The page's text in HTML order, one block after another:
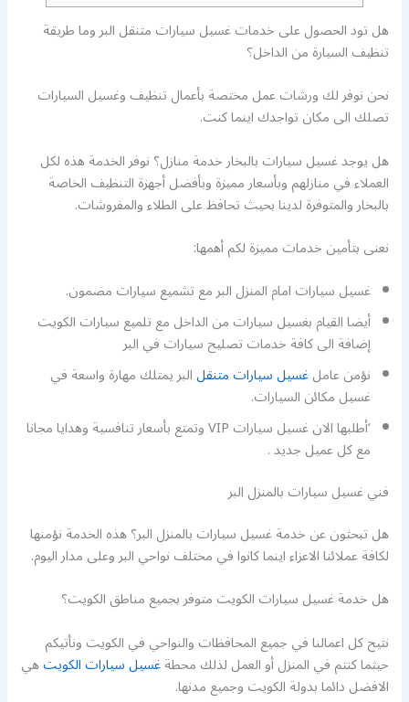
هل تود الحصول على خدمات غسيل سيارات متنقل البر وما طريقة
تنظيف السيارة من الداخل؟
نحن نوفر لك ورشات عمل مختصة بأعمال تنظيف وغسيل السيارات
تصلك الى مكان تواجدك اينما كنت.
هل يوجد غسيل سيارات بالبخار خدمة منازل؟ نوفر الخدمة هذه لكل
العملاء في منازلهم وبأسعار مميزة وبأفضل أجهزة التنظيف الخاصة
بالبخار والمتوفرة لدينا بحيث تحافظ على الطلاء والمفروشات.
نعنى بتأمين خدمات مميزة لكم أهمها:
غسيل سيارات امام المنزل البر مع تشميع سيارات مضمون.
أيضا القيام بغسيل سيارات من الداخل مع تلميع سيارات الكويت
إضافة الى كافة خدمات تصليح سيارات في البر
نؤمن عاملغسيل سيارات متنقلالبر يمتلك مهارة واسعة في
غسيل مكائن السيارات.
‘أطلبها الان غسيل سيارات VIP وتمتع بأسعار تنافسية وهدايا مجانا
مع كل عميل جديد .
فني غسيل سيارات بالمنزل البر
هل تبحثون عن خدمة غسيل سيارات بالمنزل البر؟ هذه الخدمة نؤمنها
لكافة عملائنا الاعزاء اينما كانوا في مختلف نواحي البر وعلى مدار اليوم.
هل خدمة غسيل سيارات الكويت متوفر بجميع مناطق الكويت؟
نتيح كل اعمالنا في جميع المحافظات والنواحي في الكويت ونأتيكم
حيثما كنتم في المنزل أو العمل لذلك محطةغسيل سيارات الكويتهي
الافضل دائما بدولة الكويت وجميع مدنها.